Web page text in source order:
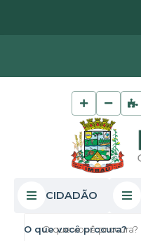
O que você procura?
CIDADÃO